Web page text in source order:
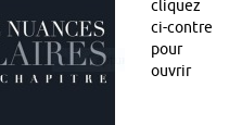
cliquez
ci-contre
pour
ouvrir